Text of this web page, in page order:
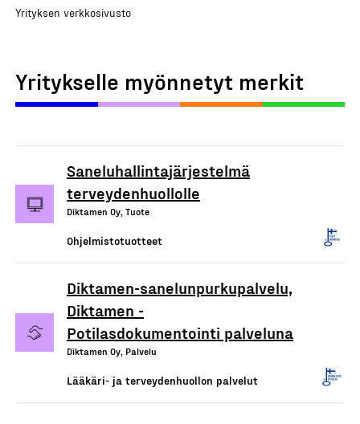
Yrityksen verkkosivusto
Yritykselle myönnetyt merkit
Saneluhallintajärjestelmä
terveydenhuollolle
Diktamen Oy, Tuote
Ohjelmistotuotteet
Diktamen-sanelunpurkupalvelu,
Diktamen -
Potilasdokumentointi palveluna
Diktamen Oy, Palvelu
Lääkäri- ja terveydenhuollon palvelut